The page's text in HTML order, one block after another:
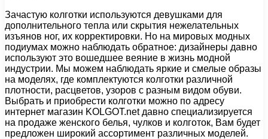
Зачастую колготки используются девушками для
дополнительного тепла или скрытия нежелательных
изъянов ног, их корректировки. Но на мировых модных
подиумах можно наблюдать обратное: дизайнеры давно
используют это вошедшее веяние в жизнь модной
индустрии. Мы можем наблюдать яркие и смелые образы
на моделях, где комплектуются колготки различной
плотности, расцветов, узоров с разным видом обуви.
Выбрать и приобрести колготки можно по адресу
интернет магазин KOLGOT.net давно специализируется
на продаже женского белья, чулков и колготок, Вам будет
предложен широкий ассортимент различных моделей.